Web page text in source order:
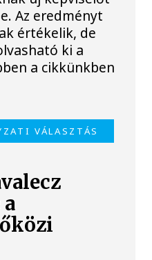
Az eredményt
értékelik, de
ki a
a cikkünkben
VÁLASZTÁS